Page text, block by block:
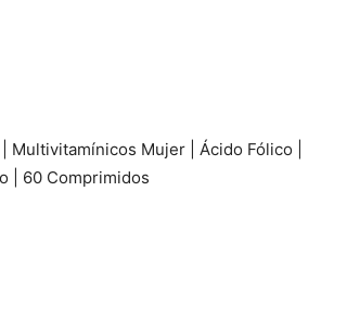
Multivitamínicos Mujer | Ácido Fólico |
| 60 Comprimidos